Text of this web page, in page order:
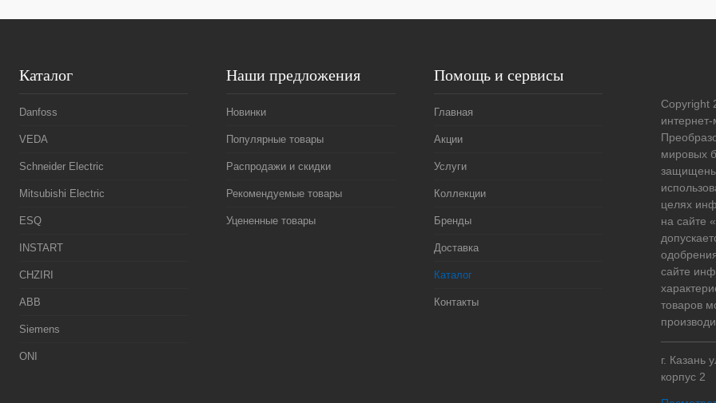
Каталог
Danfoss
VEDA
Schneider Electric
Mitsubishi Electric
ESQ
INSTART
CHZIRI
ABB
Siemens
ONI
Наши предложения
Новинки
Популярные товары
Распродажи и скидки
Рекомендуемые товары
Уцененные товары
Помощь и сервисы
Главная
Акции
Услуги
Коллекции
Бренды
Доставка
Каталог
Контакты
Copyright
интернет-
мировых
целях
на сайте
сайте
товаров
г. Казань
корпус 2